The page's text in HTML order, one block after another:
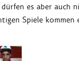
dürfen es aber auch
Spiele kommen